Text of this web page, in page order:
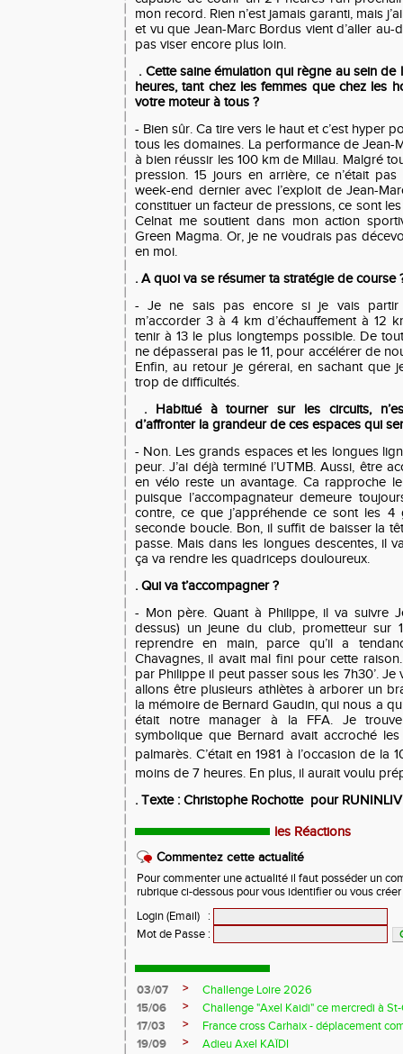
mon record. Rien n’est jamais garanti, mais
et vu que Jean-Marc Bordus vient d’aller
pas viser encore plus loin.
. Cette saine émulation qui règne au sein de
heures, tant chez les femmes que chez les
votre moteur à tous ?
- Bien sûr. Ca tire vers le haut et c’est hyper
tous les domaines. La performance de Jean-
à bien réussir les 100 km de Millau. Malgré
pression. 15 jours en arrière, ce n’était
week-end dernier avec l’exploit de Jean-
constituer un facteur de pressions, ce sont
Celnat me soutient dans mon action
Green Magma. Or, je ne voudrais pas
en moi.
. A quoi va se résumer ta stratégie de course
- Je ne sais pas encore si je vais partir
m’accorder 3 à 4 km d’échauffement à 12
tenir à 13 le plus longtemps possible. De
ne dépasserai pas le 11, pour accélérer de
Enfin, au retour je gérerai, en sachant que
trop de difficultés.
. Habitué à tourner sur les circuits,
d’affronter la grandeur de ces espaces qui
- Non. Les grands espaces et les longues
peur. J’ai déjà terminé l’UTMB. Aussi, être
en vélo reste un avantage. Ca rapproche
puisque l’accompagnateur demeure
contre, ce que j’appréhende ce sont les
seconde boucle. Bon, il suffit de baisser la
passe. Mais dans les longues descentes, il
ça va rendre les quadriceps douloureux.
. Qui va t’accompagner ?
- Mon père. Quant à Philippe, il va suivre
dessus) un jeune du club, prometteur sur
reprendre en main, parce qu’il a
Chavagnes, il avait mal fini pour cette
par Philippe il peut passer sous les 7h30’.
allons être plusieurs athlètes à arborer un
la mémoire de Bernard Gaudin, qui nous a
était notre manager à la FFA. Je
symbolique que Bernard avait accroché
palmarès. C’était en 1981 à l’occasion de la
moins de 7 heures. En plus, il aurait voulu
. Texte : Christophe Rochotte pour
les Réactions
Commentez cette actualité
Pour commenter une actualité il faut posséder un
rubrique ci-dessous pour vous identifier ou vous
Login (Email)
:
Mot de Passe :
03/07 >
Challenge Loire 2026
15/06
>
Challenge "Axel Kaidi" ce mercredi à
17/03
>
France cross Carhaix - déplacement
19/09
>
Adieu Axel KAÏDI